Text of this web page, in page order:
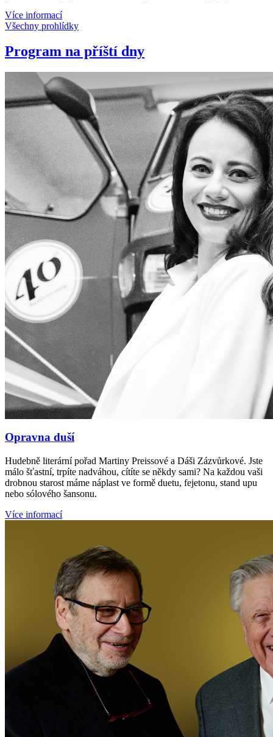
Více informací
Všechny prohlídky
Program na příští dny
Opravna duší
Hudebně literární pořad Martiny Preissové a Dáši Zázvůrkové. Jste
málo šťastní, trpíte nadváhou, cítíte se někdy sami? Na každou vaši
drobnou starost máme náplast ve formě duetu, fejetonu, stand upu
nebo sólového šansonu.
Více informací